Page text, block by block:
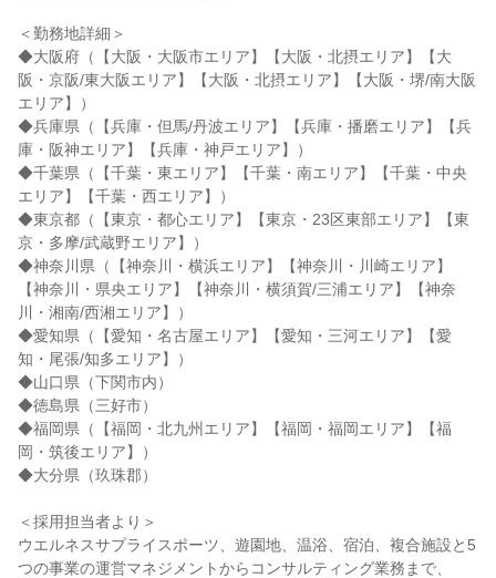
＜勤務地詳細＞
◆大阪府（【大阪・大阪市エリア】【大阪・北摂エリア】【大
阪・京阪/東大阪エリア】【大阪・北摂エリア】【大阪・堺/南大阪
エリア】）
◆兵庫県（【兵庫・但馬/丹波エリア】【兵庫・播磨エリア】【兵
庫・阪神エリア】【兵庫・神戸エリア】）
◆千葉県（【千葉・東エリア】【千葉・南エリア】【千葉・中央
エリア】【千葉・西エリア】）
◆東京都（【東京・都心エリア】【東京・23区東部エリア】【東
京・多摩/武蔵野エリア】）
◆神奈川県（【神奈川・横浜エリア】【神奈川・川崎エリア】
【神奈川・県央エリア】【神奈川・横須賀/三浦エリア】【神奈
川・湘南/西湘エリア】）
◆愛知県（【愛知・名古屋エリア】【愛知・三河エリア】【愛
知・尾張/知多エリア】）
◆山口県（下関市内）
◆徳島県（三好市）
◆福岡県（【福岡・北九州エリア】【福岡・福岡エリア】【福
岡・筑後エリア】）
◆大分県（玖珠郡）
＜採用担当者より＞
ウエルネスサプライスポーツ、遊園地、温浴、宿泊、複合施設と5
つの事業の運営マネジメントからコンサルティング業務まで、